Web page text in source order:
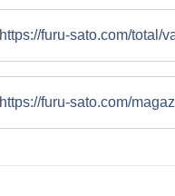
https://furu-sato.com/total/
https://furu-sato.com/